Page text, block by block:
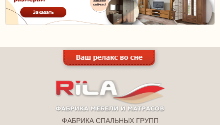
ФАБРИКА СПАЛЬНЫХ ГРУПП